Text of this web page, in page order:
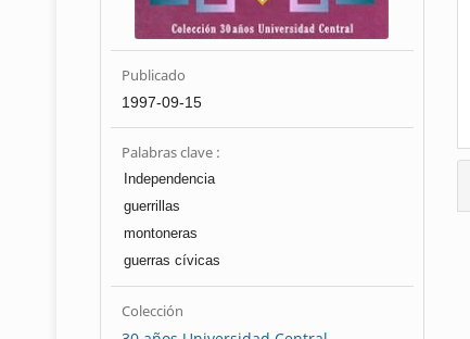
Publicado
1997-09-15
Palabras clave :
Independencia
guerrillas
montoneras
guerras cívicas
Colección